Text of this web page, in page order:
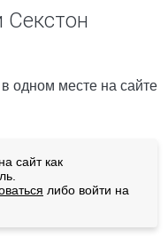
Секстон
одном месте на сайте
сайт как
либо войти на